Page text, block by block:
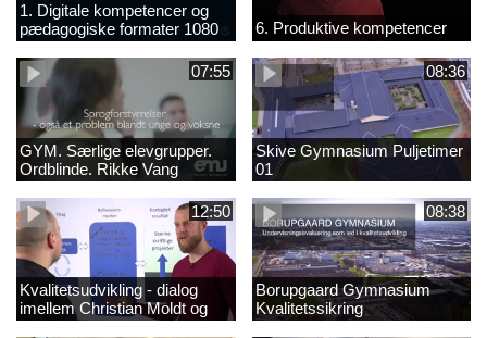
1. Digitale kompetencer og
pædagogiske formater 1080
final (ny)
6. Produktive kompetencer
07:55
GYM. Særlige elevgrupper.
Ordblinde. Rikke Vang
08:36
Skive Gymnasium Puljetimer
01
12:50
Kvalitetsudvikling - dialog
imellem Christian Moldt og
Dennis Hellegaard
08:38
Borupgaard Gymnasium
Kvalitetssikring